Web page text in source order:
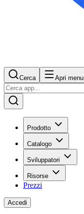
Cerca Apri menu
Prodotto
Catalogo
Sviluppatori
Risorse
Prezzi
Accedi